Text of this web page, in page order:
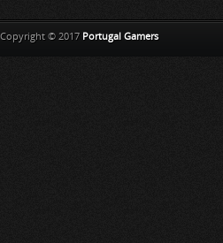
Copyright © 2017 Portugal Gamers